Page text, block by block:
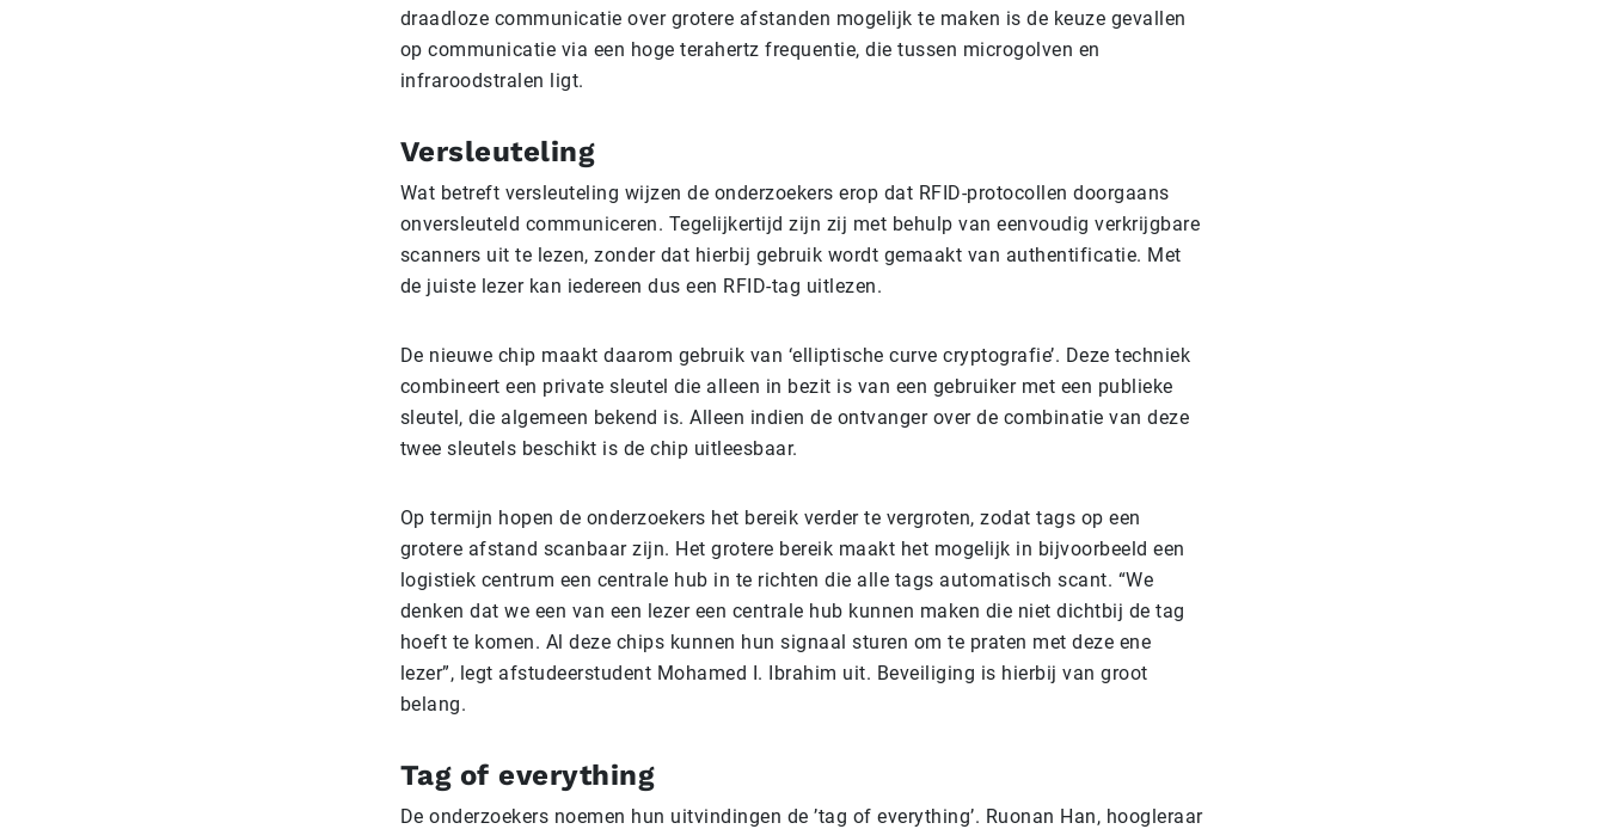
draadloze communicatie over grotere afstanden mogelijk te maken is de keuze gevallen
op communicatie via een hoge terahertz frequentie, die tussen microgolven en
infraroodstralen ligt.
Versleuteling
Wat betreft versleuteling wijzen de onderzoekers erop dat RFID-protocollen doorgaans
onversleuteld communiceren. Tegelijkertijd zijn zij met behulp van eenvoudig verkrijgbare
scanners uit te lezen, zonder dat hierbij gebruik wordt gemaakt van authentificatie. Met
de juiste lezer kan iedereen dus een RFID-tag uitlezen.
De nieuwe chip maakt daarom gebruik van ‘elliptische curve cryptografie’. Deze techniek
combineert een private sleutel die alleen in bezit is van een gebruiker met een publieke
sleutel, die algemeen bekend is. Alleen indien de ontvanger over de combinatie van deze
twee sleutels beschikt is de chip uitleesbaar.
Op termijn hopen de onderzoekers het bereik verder te vergroten, zodat tags op een
grotere afstand scanbaar zijn. Het grotere bereik maakt het mogelijk in bijvoorbeeld een
logistiek centrum een centrale hub in te richten die alle tags automatisch scant. “We
denken dat we een van een lezer een centrale hub kunnen maken die niet dichtbij de tag
hoeft te komen. Al deze chips kunnen hun signaal sturen om te praten met deze ene
lezer”, legt afstudeerstudent Mohamed I. Ibrahim uit. Beveiliging is hierbij van groot
belang.
Tag of everything
De onderzoekers noemen hun uitvindingen de ’tag of everything’. Ruonan Han, hoogleraar